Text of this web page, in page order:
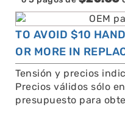
TO AVOID $10
OR MORE IN
Tensión y precios
Precios válidos sólo
presupuesto para